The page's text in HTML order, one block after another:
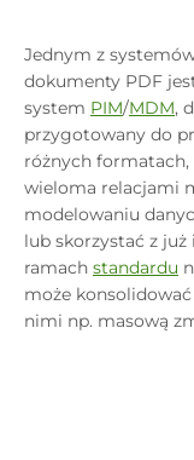
Jednym z
dokumenty PDF
system PIM/MDM,
przygotowany do
różnych formatach,
wieloma relacjami
modelowaniu
lub skorzystać z
ramach standardu
może
nimi np. masową